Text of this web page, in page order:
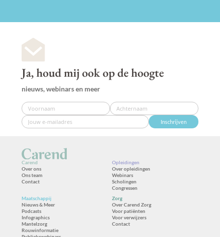
Ja, houd mij ook op de hoogte
nieuws, webinars en meer
Inschrijven
Carend
Over ons
Ons team
Contact
Opleidingen
Over opleidingen
Webinars
Scholingen
Congressen
Maatschappij
Nieuws & Meer
Podcasts
Infographics
Mantelzorg
Rouwinformatie
Zorg
Over Carend Zorg
Voor patiënten
Voor verwijzers
Contact